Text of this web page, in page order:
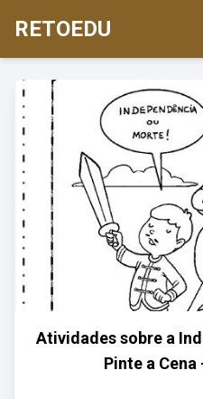
RETOEDU
Atividades sobre a
Pinte a Cena